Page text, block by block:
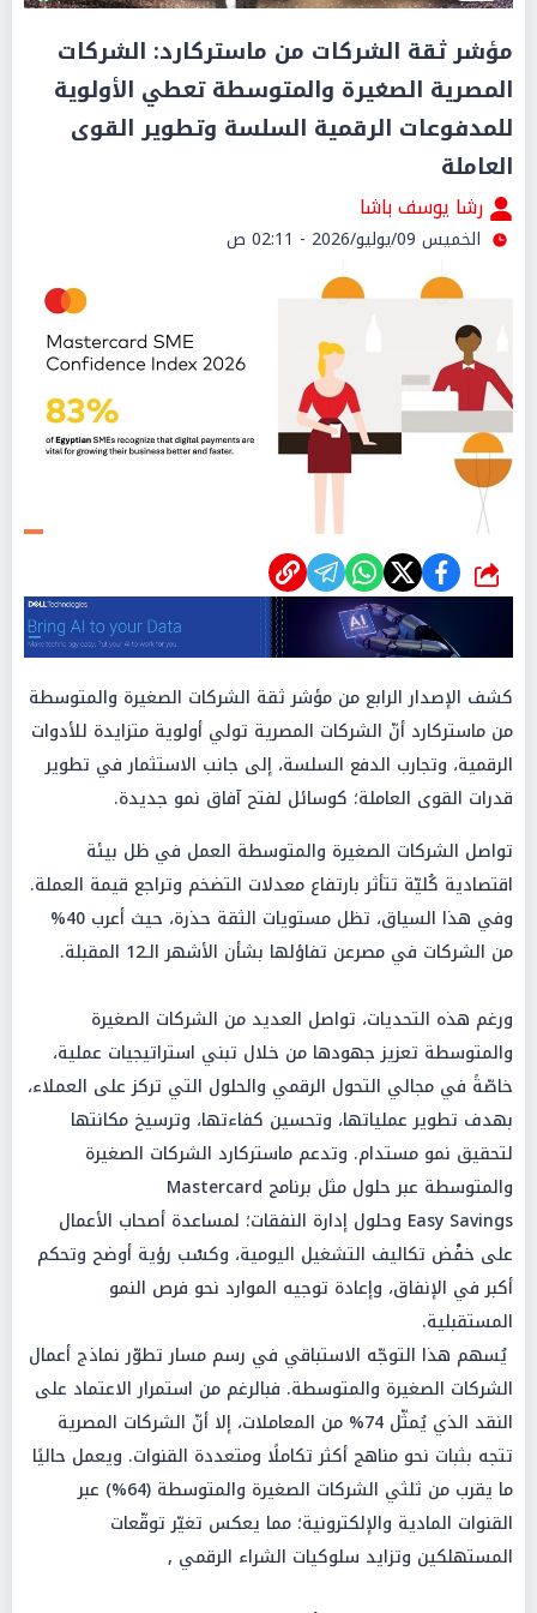
مؤشر ثقة الشركات من ماستركارد: الشركات
المصرية الصغيرة والمتوسطة تعطي الأولوية
للمدفوعات الرقمية السلسة وتطوير القوى
العاملة
رشا يوسف باشا
الخميس 09/يوليو/2026 - 02:11 ص
شارك
كشف الإصدار الرابع من مؤشر ثقة الشركات الصغيرة والمتوسطة
من ماستركارد أنّ الشركات المصرية تولي أولوية متزايدة للأدوات
الرقمية، وتجارب الدفع السلسة، إلى جانب الاستثمار في تطوير
قدرات القوى العاملة؛ كوسائل لفتح آفاق نمو جديدة.
تواصل الشركات الصغيرة والمتوسطة العمل في ظل بيئة
اقتصادية كُليّة تتأثر بارتفاع معدلات التضخم وتراجع قيمة العملة.
وفي هذا السياق، تظل مستويات الثقة حذرة، حيث أعرب 40%
من الشركات في مصرعن تفاؤلها بشأن الأشهر الـ12 المقبلة.
ورغم هذه التحديات، تواصل العديد من الشركات الصغيرة
والمتوسطة تعزيز جهودها من خلال تبني استراتيجيات عملية،
خاصّةً في مجالي التحول الرقمي والحلول التي تركز على العملاء،
بهدف تطوير عملياتها، وتحسين كفاءتها، وترسيخ مكانتها
لتحقيق نمو مستدام. وتدعم ماستركارد الشركات الصغيرة
والمتوسطة عبر حلول مثل برنامج Mastercard
Easy Savings وحلول إدارة النفقات؛ لمساعدة أصحاب الأعمال
على خفْض تكاليف التشغيل اليومية، وكسْب رؤية أوضح وتحكم
أكبر في الإنفاق، وإعادة توجيه الموارد نحو فرص النمو
المستقبلية.
يُسهم هذا التوجّه الاستباقي في رسم مسار تطوّر نماذج أعمال
الشركات الصغيرة والمتوسطة. فبالرغم من استمرار الاعتماد على
النقد الذي يُمثّل 74% من المعاملات، إلا أنّ الشركات المصرية
تتجه بثبات نحو مناهج أكثر تكاملًا ومتعددة القنوات. ويعمل حاليًا
ما يقرب من ثلثي الشركات الصغيرة والمتوسطة (64%) عبر
القنوات المادية والإلكترونية؛ مما يعكس تغيّر توقّعات
المستهلكين وتزايد سلوكيات الشراء الرقمي ,